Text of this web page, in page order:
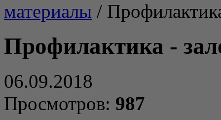
материалы /
Профилактика -
06.09.2018
Просмотров: 987